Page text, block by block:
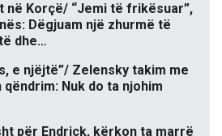
në Korçë/ “Jemi të frikësuar”,
Dëgjuam një zhurmë të
dhe…
e njëjtë”/ Zelensky takim me
qëndrim: Nuk do ta njohim
për Endrick, kërkon ta marrë